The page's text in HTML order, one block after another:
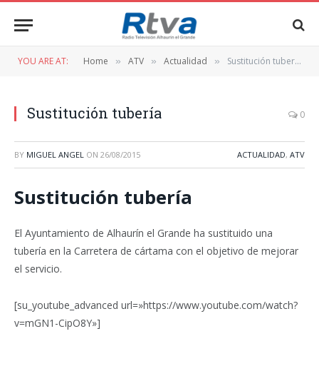
YOU ARE AT: Home » ATV » Actualidad » Sustitución tubería
Sustitución tubería 0
BY MIGUEL ANGEL ON 26/08/2015 ACTUALIDAD, ATV
Sustitución tubería
El Ayuntamiento de Alhaurín el Grande ha sustituido una
tubería en la Carretera de cártama con el objetivo de mejorar
el servicio.
[su_youtube_advanced url=»https://www.youtube.com/watch?
v=mGN1-CipO8Y»]